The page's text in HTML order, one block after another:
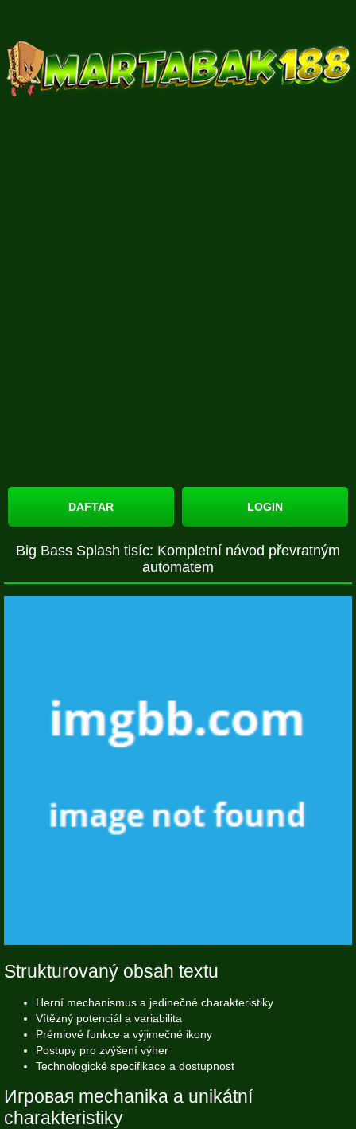
DAFTAR LOGIN
Big Bass Splash tisíc: Kompletní návod převratným
automatem
Strukturovaný obsah textu
Herní mechanismus a jedinečné charakteristiky
Vítězný potenciál a variabilita
Prémiové funkce a výjimečné ikony
Postupy pro zvýšení výher
Technologické specifikace a dostupnost
Игровая mechanika a unikátní
charakteristiky